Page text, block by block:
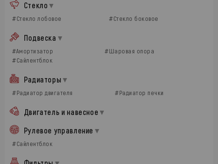
Стекло
#Стекло лобовое #Стекло боковое
Подвеска
#Амортизатор
#Шаровая опора
#Сайлентблок
Радиаторы
#Радиатор двигателя #Радиатор печки
Двигатель и навесное
Рулевое управление
#Сайлентблок